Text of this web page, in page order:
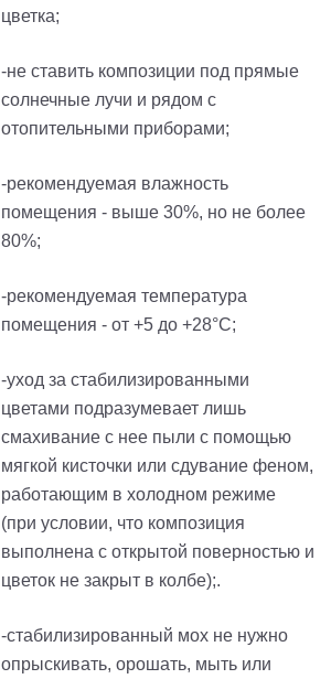
цветка;
-не ставить композиции под прямые
солнечные лучи и рядом с
отопительными приборами;
-рекомендуемая влажность
помещения - выше 30%, но не более
80%;
-рекомендуемая температура
помещения - от +5 до +28°С;
-уход за стабилизированными
цветами подразумевает лишь
смахивание с нее пыли с помощью
мягкой кисточки или сдувание феном,
работающим в холодном режиме
(при условии, что композиция
выполнена с открытой поверностью и
цветок не закрыт в колбе);.
-стабилизированный мох не нужно
опрыскивать, орошать, мыть или